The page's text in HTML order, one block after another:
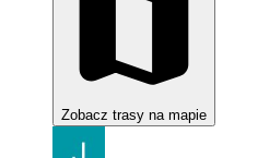
Zobacz trasy na mapie